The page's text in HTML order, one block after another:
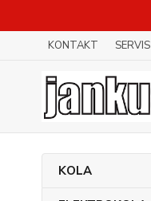
KONTAKT SERVIS
KOLA